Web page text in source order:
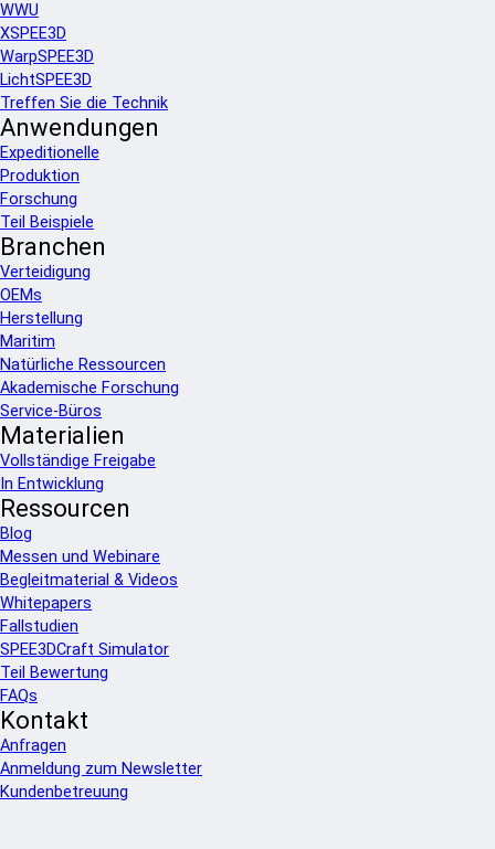
WWU
XSPEE3D
WarpSPEE3D
LichtSPEE3D
Treffen Sie die Technik
Anwendungen
Expeditionelle
Produktion
Forschung
Teil Beispiele
Branchen
Verteidigung
OEMs
Herstellung
Maritim
Natürliche Ressourcen
Akademische Forschung
Service-Büros
Materialien
Vollständige Freigabe
In Entwicklung
Ressourcen
Blog
Messen und Webinare
Begleitmaterial & Videos
Whitepapers
Fallstudien
SPEE3DCraft Simulator
Teil Bewertung
FAQs
Kontakt
Anfragen
Anmeldung zum Newsletter
Kundenbetreuung